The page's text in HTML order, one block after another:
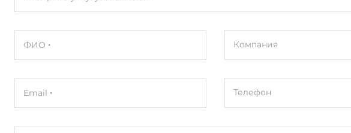
ФИО Компания
Email Телефон